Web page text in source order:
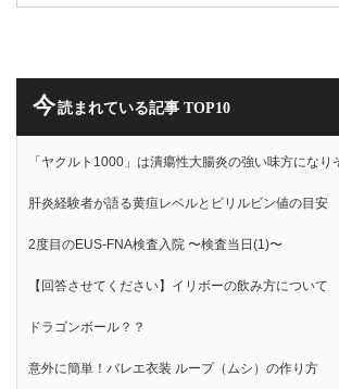
今読まれている記事 TOP10
「ヤクルト1000」は潰瘍性大腸炎の強い味方になり
肝炎経験者が語る黄疸レベルとビリルビン値の目安
2度目のEUS-FNA検査入院 〜検査当日(1)〜
【回答させてください】イリボーの飲み方について
ドラゴンボール？？
意外に簡単！バレエ衣装 ループ（ムシ）の作り方